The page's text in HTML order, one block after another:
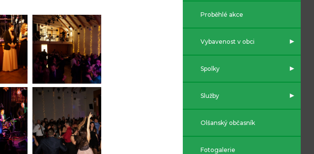
Proběhlé akce
Vybavenost v obci
Spolky
Služby
Olšanský občasník
Fotogalerie